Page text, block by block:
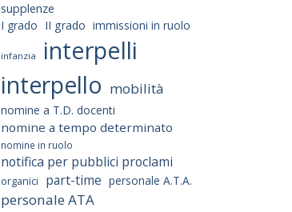
supplenze
I grado II grado immissioni in ruolo
infanzia interpelli
interpello mobilità
nomine a T.D. docenti
nomine a tempo determinato
nomine in ruolo
notifica per pubblici proclami
organici part-time personale A.T.A.
personale ATA